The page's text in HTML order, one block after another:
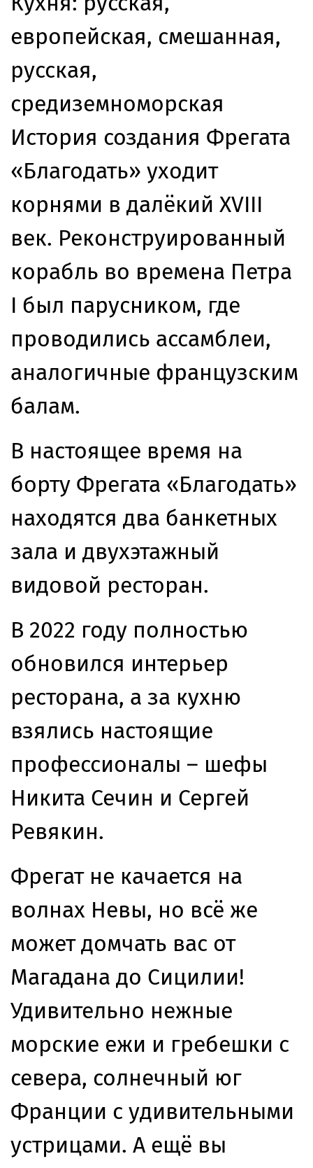
европейская, смешанная,
русская,
средиземноморская
История создания Фрегата
«Благодать» уходит
корнями в далёкий XVIII
век. Реконструированный
корабль во времена Петра
I был парусником, где
проводились ассамблеи,
аналогичные французским
балам.
В настоящее время на
борту Фрегата «Благодать»
находятся два банкетных
зала и двухэтажный
видовой ресторан.
В 2022 году полностью
обновился интерьер
ресторана, а за кухню
взялись настоящие
профессионалы – шефы
Никита Сечин и Сергей
Ревякин.
Фрегат не качается на
волнах Невы, но всё же
может домчать вас от
Магадана до Сицилии!
Удивительно нежные
морские ежи и гребешки с
севера, солнечный юг
Франции с удивительными
устрицами. А ещё вы